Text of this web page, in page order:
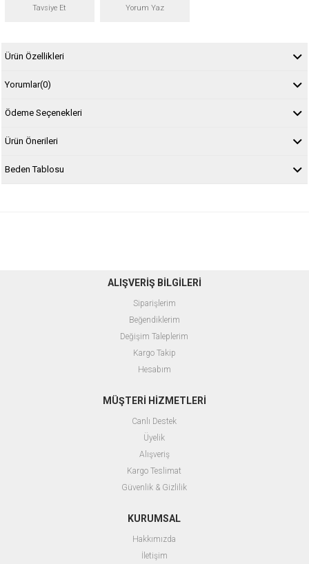
Tavsiye Et Yorum Yaz
Ürün Özellikleri
Yorumlar(0)
Ödeme Seçenekleri
Ürün Önerileri
Beden Tablosu
ALIŞVERİŞ BİLGİLERİ
Siparişlerim
Beğendiklerim
Değişim Taleplerim
Kargo Takip
Hesabım
MÜŞTERİ HİZMETLERİ
Canlı Destek
Üyelik
Alışveriş
Kargo Teslimat
Güvenlik & Gizlilik
KURUMSAL
Hakkımızda
İletişim